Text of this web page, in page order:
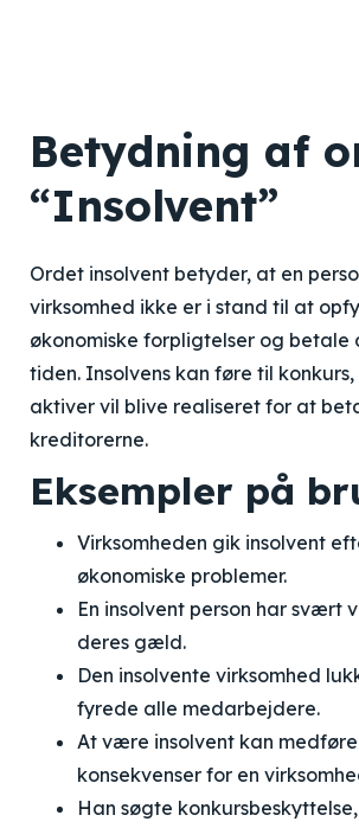
Betydning af
“Insolvent”
Ordet insolvent betyder, at en
virksomhed ikke er i stand til at
økonomiske forpligtelser og
tiden. Insolvens kan føre til
aktiver vil blive realiseret for at
kreditorerne.
Eksempler på
Virksomheden gik insolvent
økonomiske problemer.
En insolvent person har svært
deres gæld.
Den insolvente virksomhed
fyrede alle medarbejdere.
At være insolvent kan
konsekvenser for en
Han søgte